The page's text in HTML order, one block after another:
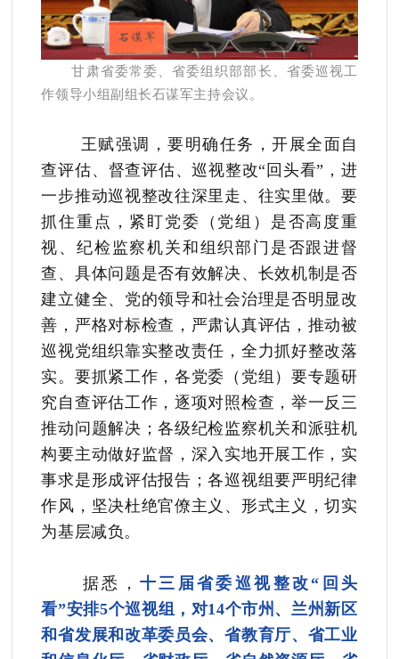
甘肃省委常委、省委组织部部长、省委巡视工
作领导小组副组长石谋军主持会议。
王赋强调，要明确任务，开展全面自
查评估、督查评估、巡视整改“回头看”，进
一步推动巡视整改往深里走、往实里做。要
抓住重点，紧盯党委（党组）是否高度重
视、纪检监察机关和组织部门是否跟进督
查、具体问题是否有效解决、长效机制是否
建立健全、党的领导和社会治理是否明显改
善，严格对标检查，严肃认真评估，推动被
巡视党组织靠实整改责任，全力抓好整改落
实。要抓紧工作，各党委（党组）要专题研
究自查评估工作，逐项对照检查，举一反三
推动问题解决；各级纪检监察机关和派驻机
构要主动做好监督，深入实地开展工作，实
事求是形成评估报告；各巡视组要严明纪律
作风，坚决杜绝官僚主义、形式主义，切实
为基层减负。
据悉， 十三届省委巡视整改“回头
看”安排5个巡视组，对14个市州、兰州新区
和省发展和改革委员会、省教育厅、省工业